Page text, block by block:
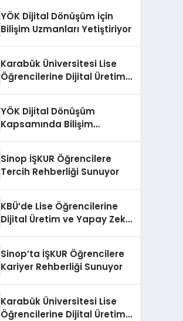
YÖK Dijital Dönüşüm İçin
Bilişim Uzmanları Yetiştiriyor
Karabük Üniversitesi Lise
Öğrencilerine Dijital Üretim
YÖK Dijital Dönüşüm
Kapsamında Bilişim
Sinop İŞKUR Öğrencilere
Tercih Rehberliği Sunuyor
KBÜ’de Lise Öğrencilerine
Dijital Üretim ve Yapay Zeka
Sinop’ta İŞKUR Öğrencilere
Kariyer Rehberliği Sunuyor
Karabük Üniversitesi Lise
Öğrencilerine Dijital Üretim